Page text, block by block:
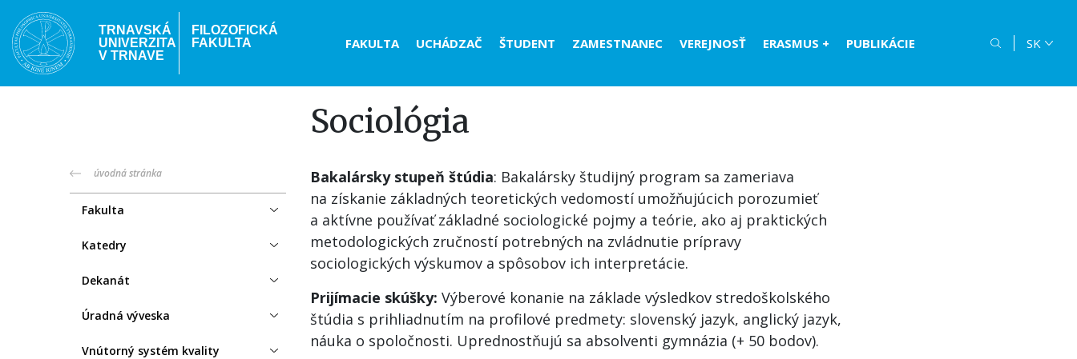
Skočiť
na
hlavný
obsah
TRNAVSKÁ
UNIVERZITA
V TRNAVE
FILOZOFICKÁ
FAKULTA
Header
FAKULTA UCHÁDZAČ ŠTUDENT ZAMESTNANEC VEREJNOSŤ ERASMUS + PUBLIKÁCIE SK
Sociológia
truni-
menu
úvodná stránka
Fakulta
Katedry
Dekanát
Úradná výveska
Vnútorný systém kvality
Bakalársky stupeň štúdia: Bakalársky študijný program sa zameriava
na získanie základných teoretických vedomostí umožňujúcich porozumieť
a aktívne používať základné sociologické pojmy a teórie, ako aj praktických
metodologických zručností potrebných na zvládnutie prípravy
sociologických výskumov a spôsobov ich interpretácie.
Prijímacie skúšky: Výberové konanie na základe výsledkov stredoškolského
štúdia s prihliadnutím na profilové predmety: slovenský jazyk, anglický jazyk,
náuka o spoločnosti. Uprednostňujú sa absolventi gymnázia (+ 50 bodov).